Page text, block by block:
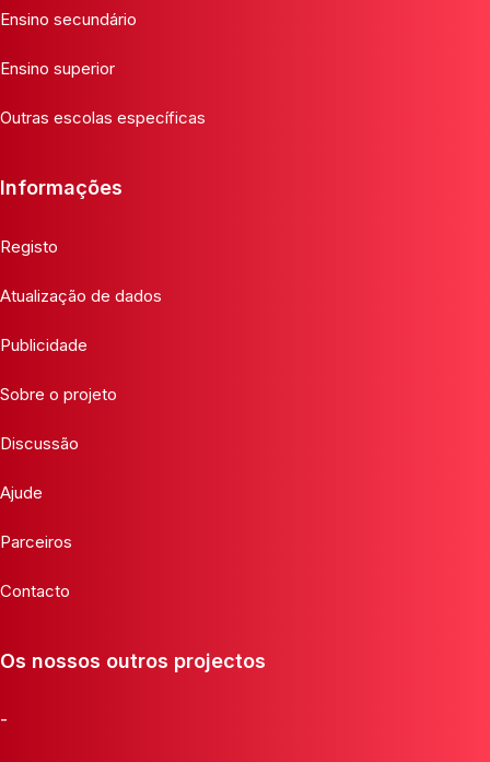
Ensino secundário
Ensino superior
Outras escolas específicas
Informações
Registo
Atualização de dados
Publicidade
Sobre o projeto
Discussão
Ajude
Parceiros
Contacto
Os nossos outros projectos
-